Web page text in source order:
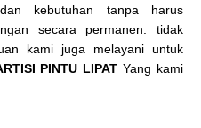
kebutuhan tanpa harus
secara permanen. tidak
kami juga melayani untuk
PINTU LIPAT Yang kami